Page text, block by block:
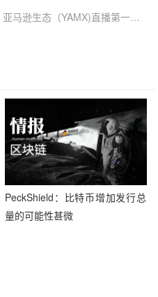
下一篇：AMAZON ECOSYSTEM 亚马逊生态（YAMX)直播第一链隆重上线
PeckShield：比特币增加发行总
量的可能性甚微